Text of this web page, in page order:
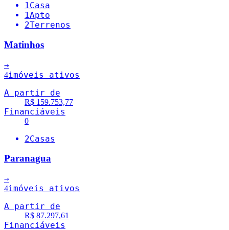
1Casa
1Apto
2Terrenos
Matinhos
→
4imóveis ativos
A partir de
R$ 159.753,77
Financiáveis
0
2Casas
Paranagua
→
4imóveis ativos
A partir de
R$ 87.297,61
Financiáveis